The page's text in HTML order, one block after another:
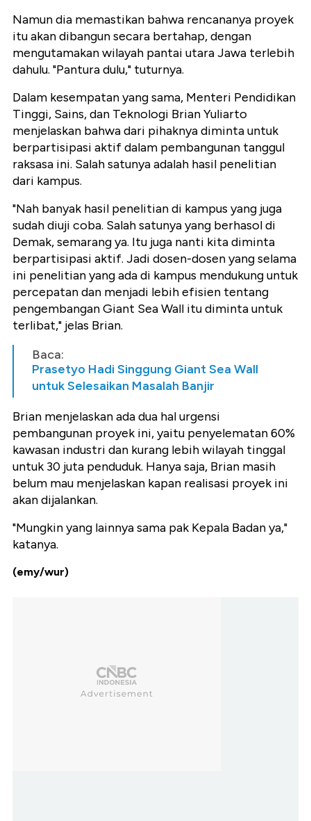
Namun dia memastikan bahwa rencananya proyek
itu akan dibangun secara bertahap, dengan
mengutamakan wilayah pantai utara Jawa terlebih
dahulu. "Pantura dulu," tuturnya.
Dalam kesempatan yang sama, Menteri Pendidikan
Tinggi, Sains, dan Teknologi Brian Yuliarto
menjelaskan bahwa dari pihaknya diminta untuk
berpartisipasi aktif dalam pembangunan tanggul
raksasa ini. Salah satunya adalah hasil penelitian
dari kampus.
"Nah banyak hasil penelitian di kampus yang juga
sudah diuji coba. Salah satunya yang berhasol di
Demak, semarang ya. Itu juga nanti kita diminta
berpartisipasi aktif. Jadi dosen-dosen yang selama
ini penelitian yang ada di kampus mendukung untuk
percepatan dan menjadi lebih efisien tentang
pengembangan Giant Sea Wall itu diminta untuk
terlibat," jelas Brian.
Baca:
Prasetyo Hadi Singgung Giant Sea Wall
untuk Selesaikan Masalah Banjir
Brian menjelaskan ada dua hal urgensi
pembangunan proyek ini, yaitu penyelematan 60%
kawasan industri dan kurang lebih wilayah tinggal
untuk 30 juta penduduk. Hanya saja, Brian masih
belum mau menjelaskan kapan realisasi proyek ini
akan dijalankan.
"Mungkin yang lainnya sama pak Kepala Badan ya,"
katanya.
(emy/wur)